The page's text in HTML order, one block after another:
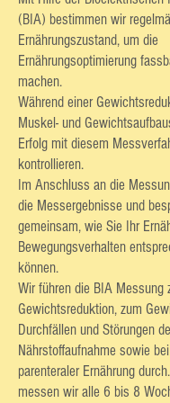
(BIA) bestimmen wir
Ernährungszustand, um die
Ernährungsoptimierung
machen.
Während einer
Muskel- und
Erfolg mit diesem
kontrollieren.
Im Anschluss an die
die Messergebnisse und
gemeinsam, wie Sie Ihr
Bewegungsverhalten
können.
Wir führen die BIA Messung
Gewichtsreduktion, zum
Durchfällen und Störungen
Nährstoffaufnahme sowie
parenteraler Ernährung
messen wir alle 6 bis 8